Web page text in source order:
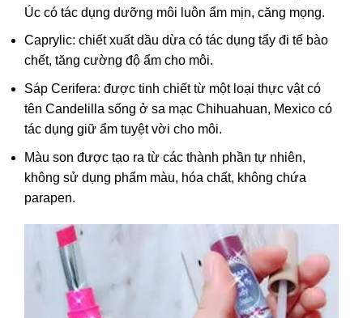
Úc có tác dụng dưỡng môi luôn ẩm mịn, căng mọng.
Caprylic: chiết xuất dầu dừa có tác dụng tẩy đi tế bào
chết, tăng cường độ ẩm cho môi.
Sáp Cerifera: được tinh chiết từ một loại thực vật có
tên Candelilla sống ở sa mạc Chihuahuan, Mexico có
tác dụng giữ ẩm tuyệt vời cho môi.
Màu son được tạo ra từ các thành phần tự nhiên,
không sử dụng phẩm màu, hóa chất, không chứa
parapen.